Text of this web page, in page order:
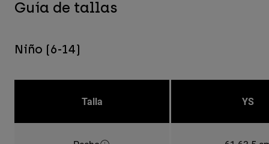
Guía de tallas
Niño (6-14)
Talla YS